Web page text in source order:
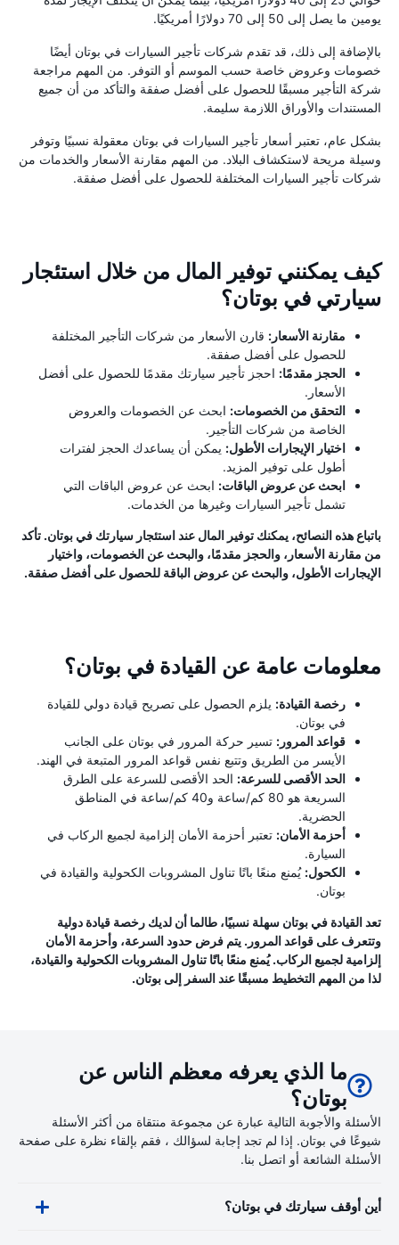
يومين ما يصل إلى 50 إلى 70 دولارًا أمريكيًا.
بالإضافة إلى ذلك، قد تقدم شركات تأجير السيارات في بوتان أيضًا
خصومات وعروض خاصة حسب الموسم أو التوفر. من المهم مراجعة
شركة التأجير مسبقًا للحصول على أفضل صفقة والتأكد من أن جميع
المستندات والأوراق اللازمة سليمة.
بشكل عام، تعتبر أسعار تأجير السيارات في بوتان معقولة نسبيًا وتوفر
وسيلة مريحة لاستكشاف البلاد. من المهم مقارنة الأسعار والخدمات من
شركات تأجير السيارات المختلفة للحصول على أفضل صفقة.
كيف يمكنني توفير المال من خلال استئجار
سيارتي في بوتان؟
مقارنة الأسعار: قارن الأسعار من شركات التأجير المختلفة
للحصول على أفضل صفقة.
الحجز مقدمًا: احجز تأجير سيارتك مقدمًا للحصول على أفضل
الأسعار.
التحقق من الخصومات: ابحث عن الخصومات والعروض
الخاصة من شركات التأجير.
اختيار الإيجارات الأطول: يمكن أن يساعدك الحجز لفترات
أطول على توفير المزيد.
ابحث عن عروض الباقات: ابحث عن عروض الباقات التي
تشمل تأجير السيارات وغيرها من الخدمات.
باتباع هذه النصائح، يمكنك توفير المال عند استئجار سيارتك في بوتان. تأكد
من مقارنة الأسعار، والحجز مقدمًا، والبحث عن الخصومات، واختيار
الإيجارات الأطول، والبحث عن عروض الباقة للحصول على أفضل صفقة.
معلومات عامة عن القيادة في بوتان؟
رخصة القيادة: يلزم الحصول على تصريح قيادة دولي للقيادة
في بوتان.
قواعد المرور: تسير حركة المرور في بوتان على الجانب
الأيسر من الطريق وتتبع نفس قواعد المرور المتبعة في الهند.
الحد الأقصى للسرعة: الحد الأقصى للسرعة على الطرق
السريعة هو 80 كم/ساعة و40 كم/ساعة في المناطق
الحضرية.
أحزمة الأمان: تعتبر أحزمة الأمان إلزامية لجميع الركاب في
السيارة.
الكحول: يُمنع منعًا باتًا تناول المشروبات الكحولية والقيادة في
بوتان.
تعد القيادة في بوتان سهلة نسبيًا، طالما أن لديك رخصة قيادة دولية
وتتعرف على قواعد المرور. يتم فرض حدود السرعة، وأحزمة الأمان
إلزامية لجميع الركاب. يُمنع منعًا باتًا تناول المشروبات الكحولية والقيادة،
لذا من المهم التخطيط مسبقًا عند السفر إلى بوتان.
ما الذي يعرفه معظم الناس عن
بوتان؟
الأسئلة والأجوبة التالية عبارة عن مجموعة منتقاة من أكثر الأسئلة
شيوعًا في بوتان. إذا لم تجد إجابة لسؤالك ، فقم بإلقاء نظرة على صفحة
الأسئلة الشائعة أو اتصل بنا.
أين أوقف سيارتك في بوتان؟